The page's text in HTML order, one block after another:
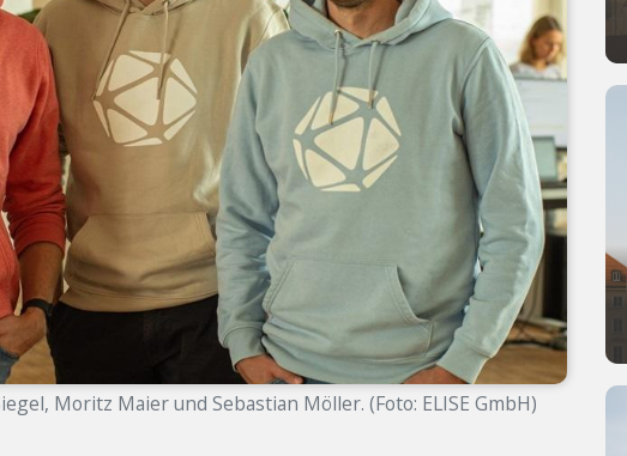
Moritz Maier und Sebastian Möller. (Foto: ELISE GmbH)